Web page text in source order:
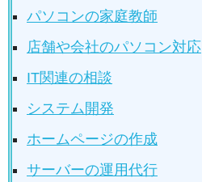
パソコンの家庭教師
店舗や会社のパソコン対応
IT関連の相談
システム開発
ホームページの作成
サーバーの運用代行